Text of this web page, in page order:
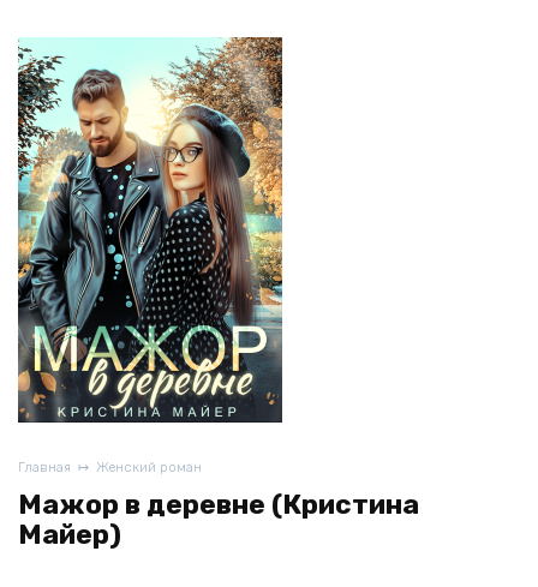
Главная Женский роман
Мажор в деревне (Кристина
Майер)